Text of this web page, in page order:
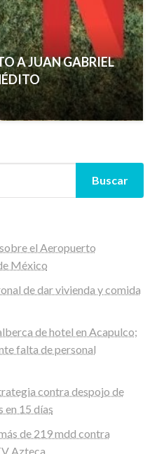
A JUAN GABRIEL
Buscar
el Aeropuerto
México
de dar vivienda y comida
de hotel en Acapulco;
falta de personal
contra despojo de
en 15 días
de 219 mdd contra
Azteca